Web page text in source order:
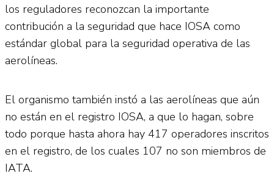
los reguladores reconozcan la importante
contribución a la seguridad que hace IOSA como
estándar global para la seguridad operativa de las
aerolíneas.
El organismo también instó a las aerolíneas que aún
no están en el registro IOSA, a que lo hagan, sobre
todo porque hasta ahora hay 417 operadores inscritos
en el registro, de los cuales 107 no son miembros de
IATA.